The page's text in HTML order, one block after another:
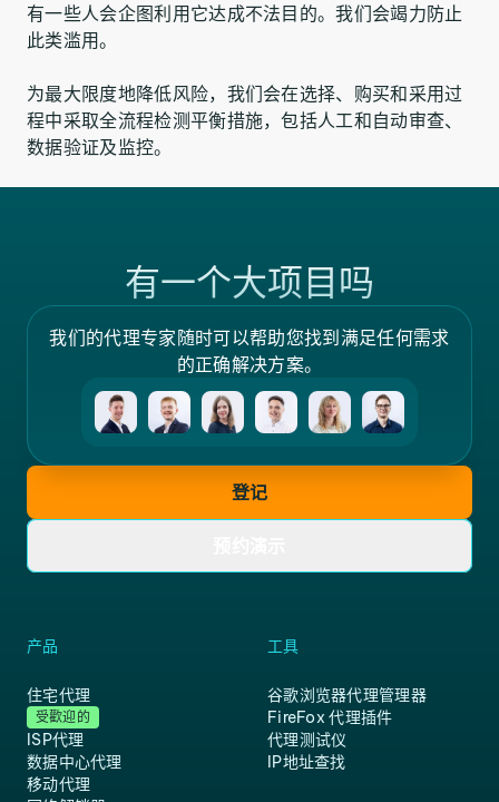
有一些人会企图利用它达成不法目的。我们会竭力防止
此类滥用。
为最大限度地降低风险，我们会在选择、购买和采用过
程中采取全流程检测平衡措施，包括人工和自动审查、
数据验证及监控。
有一个大项目吗
我们的代理专家随时可以帮助您找到满足任何需求
的正确解决方案。
登记
产品
住宅代理
受歡迎的
ISP代理
数据中心代理
移动代理
工具
谷歌浏览器代理管理器
FireFox 代理插件
代理测试仪
IP地址查找